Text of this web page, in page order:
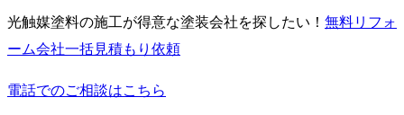
光触媒塗料の施工が得意な塗装会社を探したい！ 無料リフォ
ーム会社一括見積もり依頼
電話でのご相談はこちら